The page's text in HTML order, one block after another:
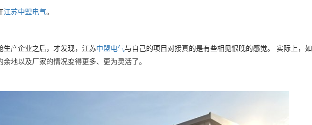
江苏中盟电气。
产企业之后，才发现，江苏中盟电气与自己的项目对接真的是有些相见恨晚的感觉。 实际上，如
地以及厂家的情况变得更多、更为灵活了。